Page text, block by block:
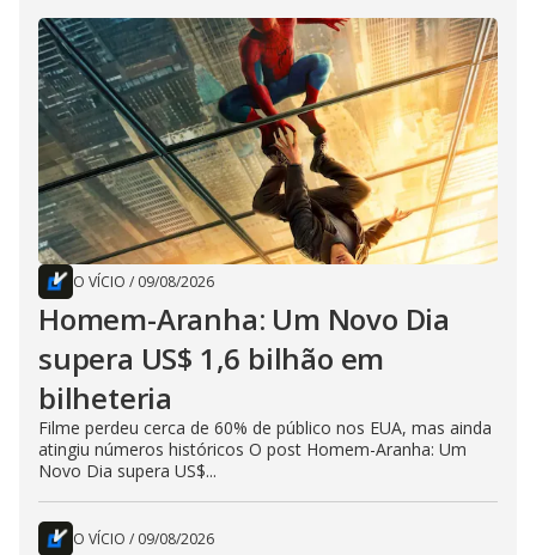
O VÍCIO / 09/08/2026
Homem-Aranha: Um Novo Dia
supera US$ 1,6 bilhão em
bilheteria
Filme perdeu cerca de 60% de público nos EUA, mas ainda
atingiu números históricos O post Homem-Aranha: Um
Novo Dia supera US$...
O VÍCIO / 09/08/2026